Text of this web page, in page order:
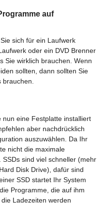
auf
sich für ein Laufwerk
oder ein DVD Brenner
Sie wirklich brauchen. Wenn
sollten, dann sollten Sie
brauchen.
nun eine Festplatte installiert
aber nachdrücklich
auszuwählen. Da Ihr
nicht die maximale
sind viel schneller (mehr
Disk Drive), dafür sind
SSD startet Ihr System
Programme, die auf ihm
Ladezeiten werden